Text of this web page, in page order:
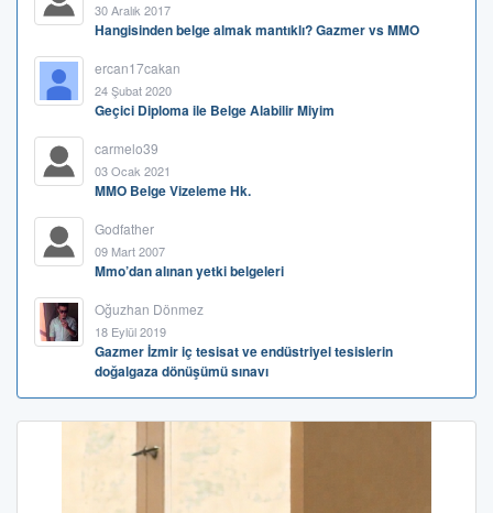
30 Aralık 2017
Hangisinden belge almak mantıklı? Gazmer vs MMO
ercan17cakan
24 Şubat 2020
Geçici Diploma ile Belge Alabilir Miyim
carmelo39
03 Ocak 2021
MMO Belge Vizeleme Hk.
Godfather
09 Mart 2007
Mmo’dan alınan yetki belgeleri
Oğuzhan Dönmez
18 Eylül 2019
Gazmer İzmir iç tesisat ve endüstriyel tesislerin
doğalgaza dönüşümü sınavı